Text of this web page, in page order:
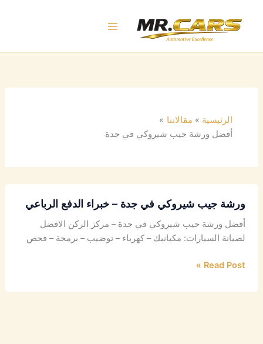
المحتوى
الرئيسية
مقالاتنا
أفضل ورشة جيب شيروكي في جدة
ورشة جيب شيروكي في جدة – خبراء الدفع الرباعي
أفضل ورشة جيب شيروكي في جدة – مركز الركن الافضل
لصيانة السيارات: مكيانيك – كهرباء – توضيب – برمجة – فحص
Read Post »